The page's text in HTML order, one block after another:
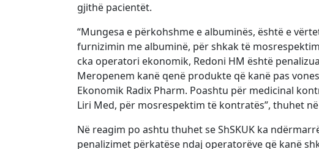
gjithë pacientët.
“Mungesa e përkohshme e albuminës, është e
furnizimin me albuminë, për shkak të
cka operatori ekonomik, Redoni HM është
Meropenem kanë qenë produkte që kanë pas
Ekonomik Radix Pharm. Poashtu për medicinal
Liri Med, për mosrespektim të kontratës”, thuhet
Në reagim po ashtu thuhet se ShSKUK ka
penalizimet përkatëse ndaj operatorëve që kanë